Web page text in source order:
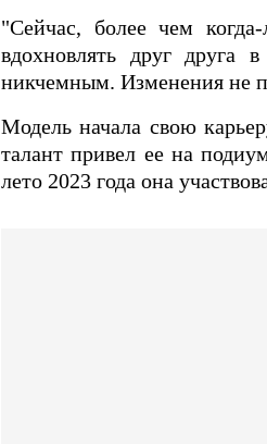
"Сейчас, более чем
вдохновлять друг друга
никчемным. Изменения не
Модель начала свою
талант привел ее на
лето 2023 года она